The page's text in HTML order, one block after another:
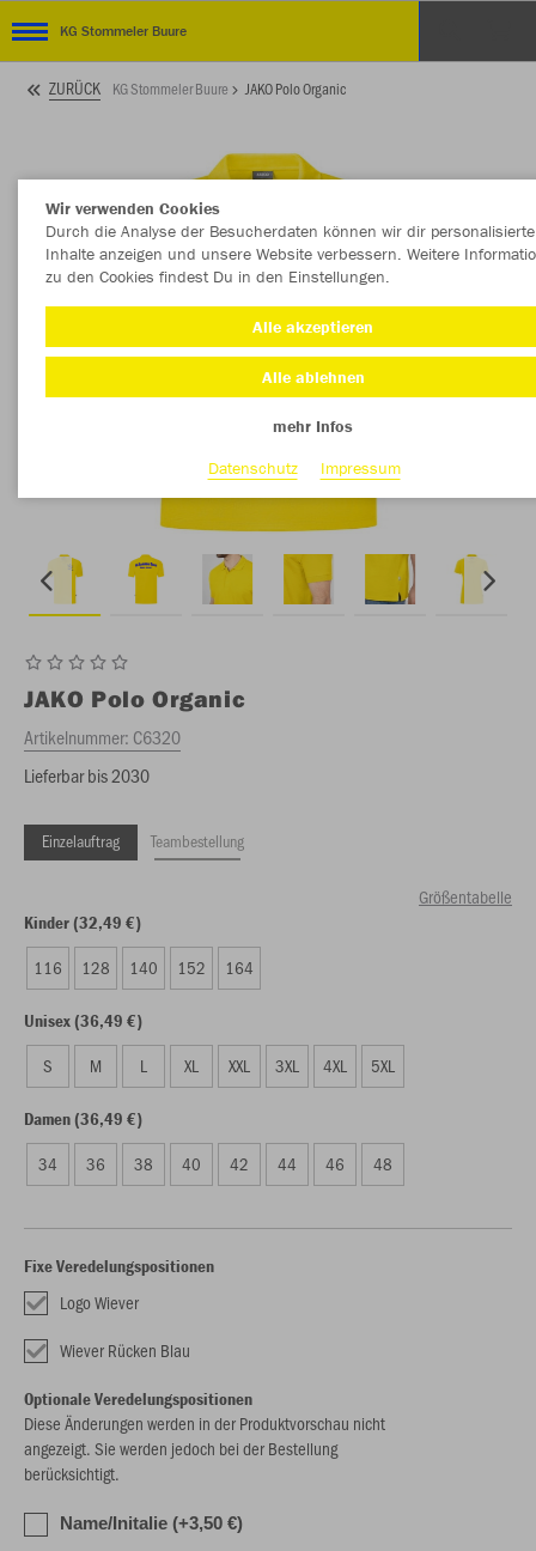
KG Stommeler Buure
ZURÜCK KG Stommeler Buure JAKO Polo Organic
JAKO Polo Organic
Artikelnummer: C6320
Lieferbar bis 2030
Einzelauftrag Teambestellung
Größentabelle
Kinder (32,49 €)
116 128 140 152 164
Unisex (36,49 €)
S M L XL XXL 3XL 4XL 5XL
Damen (36,49 €)
34 36 38 40 42 44 46 48
Fixe Veredelungspositionen
Logo Wiever
Wiever Rücken Blau
Optionale Veredelungspositionen
Diese Änderungen werden in der Produktvorschau nicht
angezeigt. Sie werden jedoch bei der Bestellung
berücksichtigt.
Name/Initalie (+3,50 €)
Wir verwenden Cookies
Durch die Analyse der Besucherdaten können wir dir personalisierte
Inhalte anzeigen und unsere Website verbessern. Weitere
zu den Cookies findest Du in den Einstellungen.
Alle akzeptieren
Alle ablehnen
mehr Infos
Datenschutz
Impressum